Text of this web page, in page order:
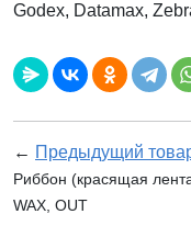
Godex, Datamax,
← Предыдущий
Риббон (красящая
WAX, OUT